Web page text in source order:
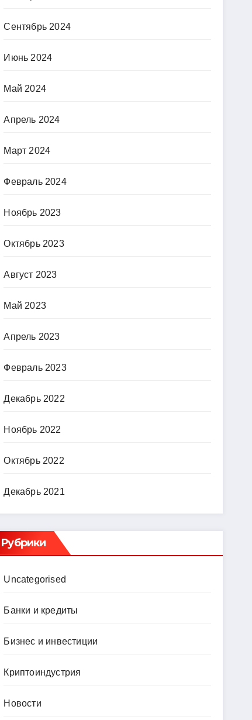
Сентябрь 2024
Июнь 2024
Май 2024
Апрель 2024
Март 2024
Февраль 2024
Ноябрь 2023
Октябрь 2023
Август 2023
Май 2023
Апрель 2023
Февраль 2023
Декабрь 2022
Ноябрь 2022
Октябрь 2022
Декабрь 2021
Рубрики
Uncategorised
Банки и кредиты
Бизнес и инвестиции
Криптоиндустрия
Новости